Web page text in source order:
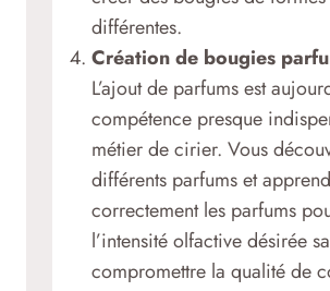
différentes.
Création de bougies
L’ajout de parfums est
compétence presque
métier de cirier. Vous
différents parfums et
correctement les parfums
l’intensité olfactive désirée
compromettre la qualité de